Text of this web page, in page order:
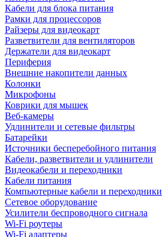
Кабели для блока питания
Рамки для процессоров
Райзеры для видеокарт
Разветвители для вентиляторов
Держатели для видеокарт
Периферия
Внешние накопители данных
Колонки
Микрофоны
Коврики для мышек
Веб-камеры
Удлинители и сетевые фильтры
Батарейки
Источники бесперебойного питания
Кабели, разветвители и удлинители
Видеокабели и переходники
Кабели питания
Компьютерные кабели и переходники
Сетевое оборудование
Усилители беспроводного сигнала
Wi-Fi роутеры
Wi-Fi адаптеры